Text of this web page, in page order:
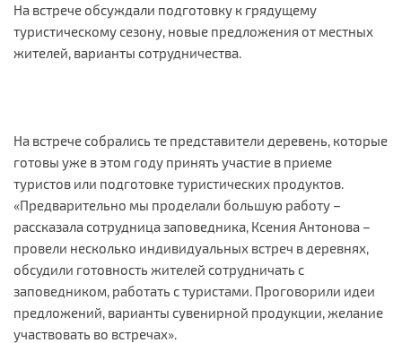
На встрече обсуждали подготовку к грядущему
туристическому сезону, новые предложения от местных
жителей, варианты сотрудничества.
На встрече собрались те представители деревень, которые
готовы уже в этом году принять участие в приеме
туристов или подготовке туристических продуктов.
«Предварительно мы проделали большую работу –
рассказала сотрудница заповедника, Ксения Антонова –
провели несколько индивидуальных встреч в деревнях,
обсудили готовность жителей сотрудничать с
заповедником, работать с туристами. Проговорили идеи
предложений, варианты сувенирной продукции, желание
участвовать во встречах».